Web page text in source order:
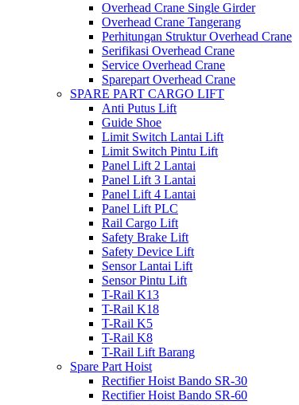
Overhead Crane Single Girder
Overhead Crane Tangerang
Perhitungan Struktur Overhead Crane
Serifikasi Overhead Crane
Service Overhead Crane
Sparepart Overhead Crane
SPARE PART CARGO LIFT
Anti Putus Lift
Guide Shoe
Limit Switch Lantai Lift
Limit Switch Pintu Lift
Panel Lift 2 Lantai
Panel Lift 3 Lantai
Panel Lift 4 Lantai
Panel Lift PLC
Rail Cargo Lift
Safety Brake Lift
Safety Device Lift
Sensor Lantai Lift
Sensor Pintu Lift
T-Rail K13
T-Rail K18
T-Rail K5
T-Rail K8
T-Rail Lift Barang
Spare Part Hoist
Rectifier Hoist Bando SR-30
Rectifier Hoist Bando SR-60